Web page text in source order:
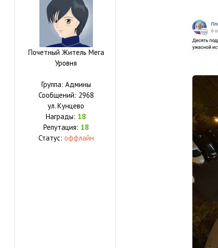
Почетный Житель Мега
Уровня
Группа: Админы
Сообщений: 2968
ул. Кунцево
Награды: 18
Репутация: 18
Статус: оффлайн